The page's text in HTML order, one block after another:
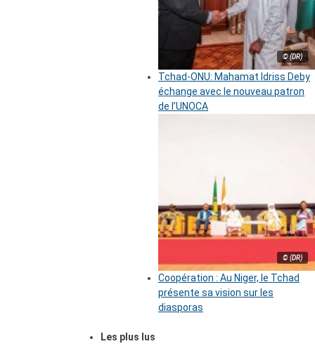
© (DR)
Tchad-ONU: Mahamat Idriss Deby
échange avec le nouveau patron
de l’UNOCA
© (DR)
Coopération : Au Niger, le Tchad
présente sa vision sur les
diasporas
Les plus lus